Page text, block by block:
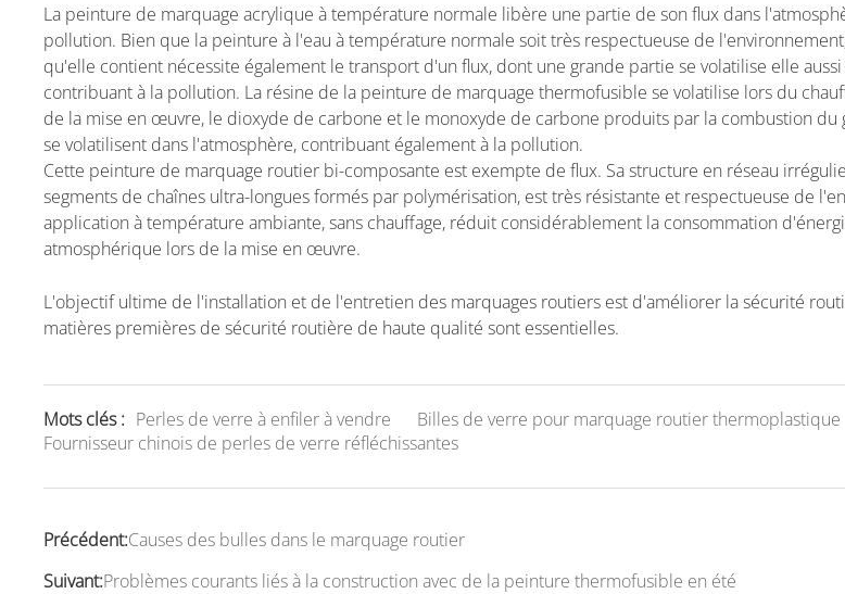
La peinture de marquage acrylique à température normale libère une partie de son flux dans
pollution. Bien que la peinture à l'eau à température normale soit très respectueuse de
qu'elle contient nécessite également le transport d'un flux, dont une grande partie se volatilise elle
contribuant à la pollution. La résine de la peinture de marquage thermofusible se volatilise lors du
de la mise en œuvre, le dioxyde de carbone et le monoxyde de carbone produits par la combustion du
se volatilisent dans l'atmosphère, contribuant également à la pollution.
Cette peinture de marquage routier bi-composante est exempte de flux. Sa structure en réseau
segments de chaînes ultra-longues formés par polymérisation, est très résistante et respectueuse de
application à température ambiante, sans chauffage, réduit considérablement la consommation
atmosphérique lors de la mise en œuvre.
L'objectif ultime de l'installation et de l'entretien des marquages routiers est d'améliorer la sécurité
matières premières de sécurité routière de haute qualité sont essentielles.
Mots clés : Perles de verre à enfiler à vendre
Billes de verre pour marquage routier thermoplastique
Fournisseur chinois de perles de verre réfléchissantes
Précédent:Causes des bulles dans le marquage routier
Suivant:Problèmes courants liés à la construction avec de la peinture thermofusible en été